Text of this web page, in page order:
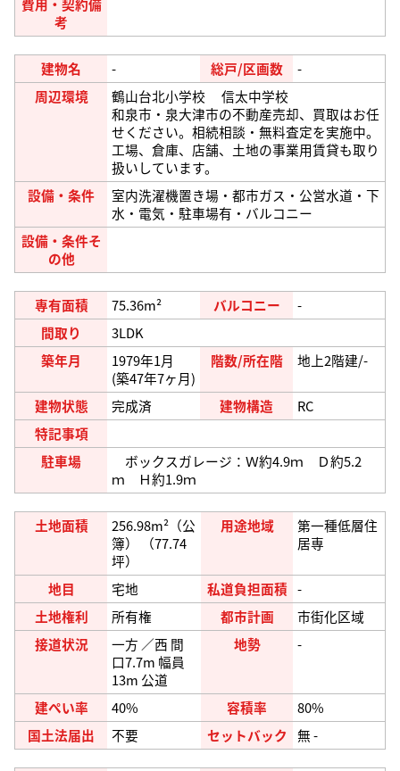
費用・契約備
考
建物名 - 総戸/区画数
-
周辺環境
鶴山台北小学校 信太中学校
和泉市・泉大津市の不動産売却、買取はお任
せください。相続相談・無料査定を実施中。
工場、倉庫、店舗、土地の事業用賃貸も取り
扱いしています。
設備・条件
室内洗濯機置き場・都市ガス・公営水道・下
水・電気・駐車場有・バルコニー
設備・条件そ
の他
専有面積 75.36m² バルコニー
-
間取り
3LDK
築年月
1979年1月
(築47年7ヶ月)
階数/所在階 地上2階建/-
建物状態 完成済 建物構造
RC
特記事項
駐車場
ボックスガレージ：Ｗ約4.9ｍ Ｄ約5.2
ｍ Ｈ約1.9ｍ
土地面積
256.98m²（公
簿） （77.74
坪）
用途地域
第一種低層住
居専
地目 宅地 私道負担面積 -
土地権利
所有権 都市計画
市街化区域
接道状況
一方 ／西 間
口7.7m 幅員
13m 公道
地勢 -
建ぺい率 40% 容積率
80%
国土法届出
不要 セットバック 無 -